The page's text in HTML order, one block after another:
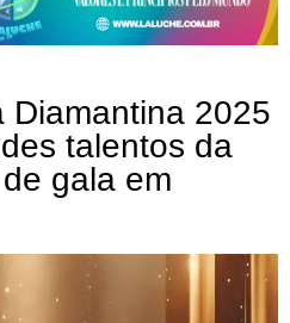
Diamantina 2025
talentos da
gala em